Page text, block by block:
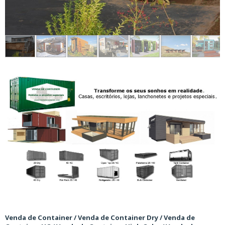
Venda de Container / Venda de Container Dry / Venda de